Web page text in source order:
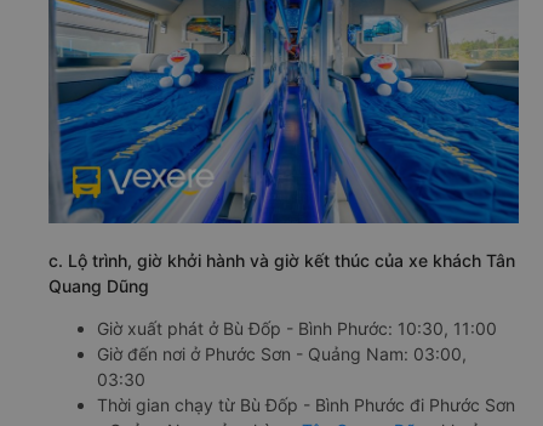
c. Lộ trình, giờ khởi hành và giờ kết thúc của xe khách Tân
Quang Dũng
Giờ xuất phát ở Bù Đốp - Bình Phước: 10:30, 11:00
Giờ đến nơi ở Phước Sơn - Quảng Nam: 03:00,
03:30
Thời gian chạy từ Bù Đốp - Bình Phước đi Phước Sơn